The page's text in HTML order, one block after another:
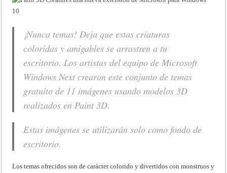
¡Nunca temas! Deja que estas criaturas
coloridas y amigables se arrastren a tu
escritorio. Los artistas del equipo de Microsoft
Windows Next crearon este conjunto de temas
gratuito de 11 imágenes usando modelos 3D
realizados en Paint 3D.
Estas imágenes se utilizarán solo como fondo de
escritorio.
Los temas ofrecidos son de carácter colorido y divertidos con monstruos y